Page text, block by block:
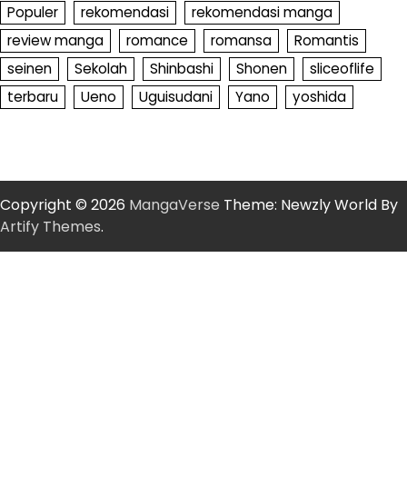
Populer
rekomendasi
rekomendasi manga
review manga
romance romansa
Romantis
seinen
Sekolah Shinbashi Shonen
sliceoflife
terbaru
Ueno Uguisudani Yano yoshida
Copyright © 2026 MangaVerse Theme: Newzly World By
Artify Themes.